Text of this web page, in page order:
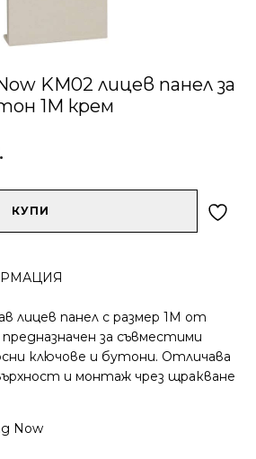
KM02 лицев панел за
1M крем
КУПИ
лицев панел с размер 1M от
за съвместими
ключове и бутони. Отличава
и монтаж чрез щракване
Now